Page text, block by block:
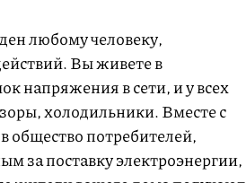
любому человеку,
Вы живете в
напряжения в сети, и у всех
холодильники. Вместе с
общество потребителей,
за поставку электроэнергии,